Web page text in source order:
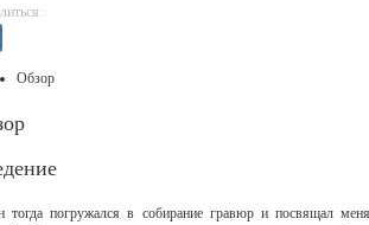
Обзор
тогда погружался в собирание гравюр и посвящал